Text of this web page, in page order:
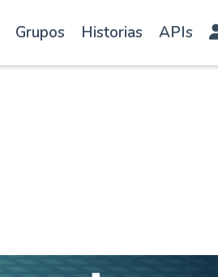
Grupos Historias APIs